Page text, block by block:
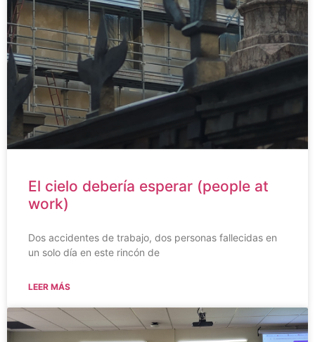
El cielo debería esperar (people at
work)
Dos accidentes de trabajo, dos personas fallecidas en
un solo día en este rincón de
LEER MÁS